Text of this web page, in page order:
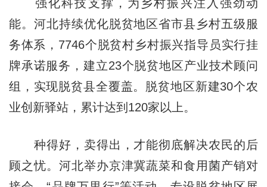
强化科技支撑，为乡村振兴注入强劲动
能。河北持续优化脱贫地区省市县乡村五级服
务体系，7746个脱贫村乡村振兴指导员实行挂
牌承诺服务，建立23个脱贫地区产业技术顾问
组，实现脱贫县全覆盖。脱贫地区新建30个农
业创新驿站，累计达到120家以上。
种得好，卖得出，才能彻底解决农民的后
顾之忧。河北举办京津冀蔬菜和食用菌产销对